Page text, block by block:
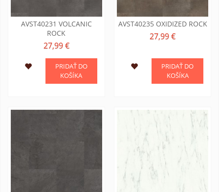
AVST40231 VOLCANIC
ROCK
27,99 €
PRIDAŤ DO
KOŠÍKA
AVST40235 OXIDIZED ROCK
27,99 €
PRIDAŤ DO
KOŠÍKA